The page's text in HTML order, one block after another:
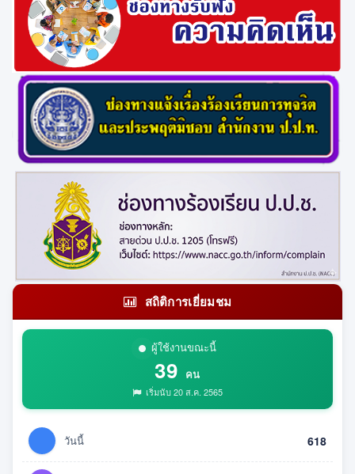
สถิติการเยี่ยมชม
ผู้ใช้งานขณะนี้
39 คน
เริ่มนับ 20 ส.ค. 2565
วันนี้ 618